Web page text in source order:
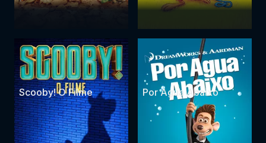
Scooby! O Filme Por Água Abaixo